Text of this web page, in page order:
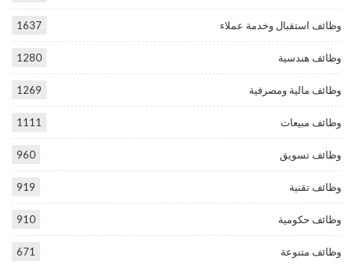
وظائف استقبال وخدمة عملاء 1637
وظائف هندسية 1280
وظائف مالية ومصرفية 1269
وظائف مبيعات 1111
وظائف تسويق 960
وظائف تقنية 919
وظائف حكومية 910
وظائف متنوعة 671